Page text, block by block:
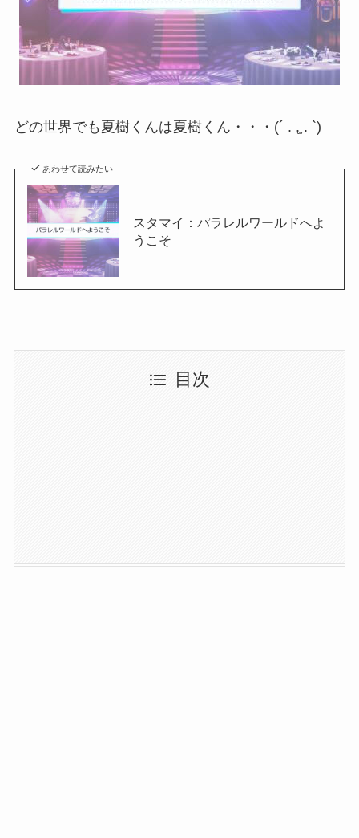
どの世界でも夏樹くんは夏樹くん・・・(´ . .̫ . `)
あわせて読みたい
スタマイ：パラレルワールドへよ
うこそ
目次